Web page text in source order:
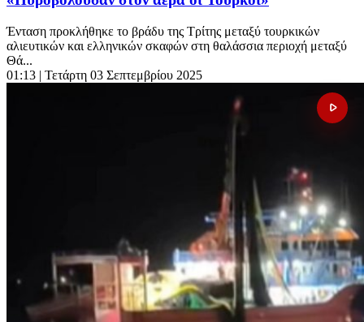
Ένταση προκλήθηκε το βράδυ της Τρίτης μεταξύ τουρκικών
αλιευτικών και ελληνικών σκαφών στη θαλάσσια περιοχή μεταξύ
Θά...
01:13 | Τετάρτη 03 Σεπτεμβρίου 2025